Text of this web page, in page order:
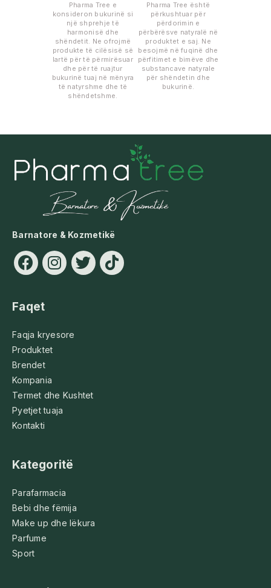
Pharma Tree e
konsideron bukurinë si
një shprehje të
harmonisë dhe
shëndetit. Ne ofrojmë
produkte të cilësisë së
lartë për të përmirësuar
dhe për të ruajtur
bukurinë tuaj në mënyra
të natyrshme dhe të
shëndetshme.
Pharma Tree është
përkushtuar për
përdorimin e
përbërësve natyralë në
produktet e saj. Ne
besojmë në fuqinë dhe
përfitimet e bimëve dhe
substancave natyrale
për shëndetin dhe
bukurinë.
Barnatore & Kozmetikë
Faqet
Faqja kryesore
Produktet
Brendet
Kompania
Termet dhe Kushtet
Pyetjet tuaja
Kontakti
Kategoritë
Parafarmacia
Bebi dhe fëmija
Make up dhe lëkura
Parfume
Sport